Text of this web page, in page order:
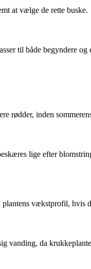
at vælge de rette buske.
til både begyndere og
rødder, inden
lige efter
plantens vækstprofil,
vanding, da